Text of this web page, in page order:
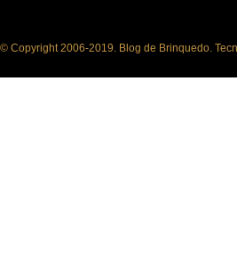
© Copyright 2006-2019. Blog de Brinquedo.